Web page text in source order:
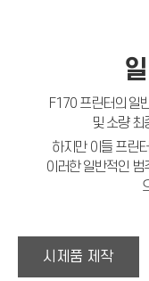
F170 프린터의 일
및 소량 최
하지만 이들 프린
이러한 일반적인
시제품 제작